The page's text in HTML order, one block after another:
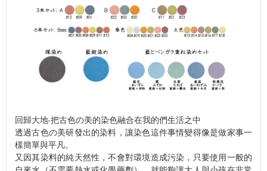
回歸大地-把古色の美的染色融合在我的們生活之中
透過古色の美研發出的染料，讓染色這件事情變得像是做家事一
樣簡單與平凡。
又因其染料的純天然性，不會對環境造成污染，只要使用一般的